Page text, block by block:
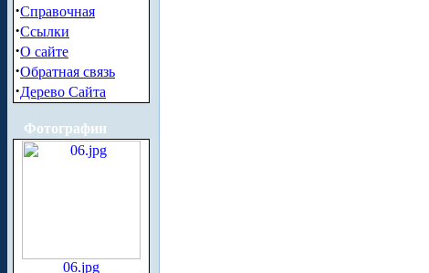
·Справочная
·Ссылки
·О сайте
·Обратная связь
·Дерево Сайта
Фотографии
06.jpg